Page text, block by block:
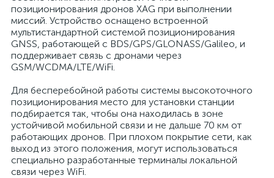
позиционирования дронов XAG при выполнении
миссий. Устройство оснащено встроенной
мультистандартной системой позиционирования
GNSS, работающей с BDS/GPS/GLONASS/Galileo, и
поддерживает связь с дронами через
GSM/WCDMA/LTE/WiFi.
Для бесперебойной работы системы высокоточного
позиционирования место для установки станции
подбирается так, чтобы она находилась в зоне
устойчивой мобильной связи и не дальше 70 км от
работающих дронов. При плохом покрытие сети, как
выход из этого положения, могут использоваться
специально разработанные терминалы локальной
связи через WiFi.